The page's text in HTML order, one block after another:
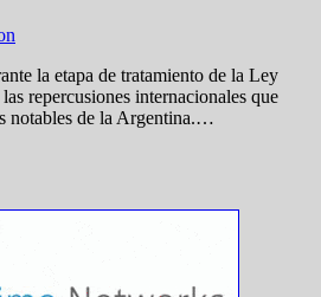
la etapa de tratamiento de la Ley
repercusiones internacionales que
notables de la Argentina.…